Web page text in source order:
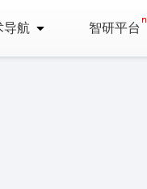
导航 智研平台